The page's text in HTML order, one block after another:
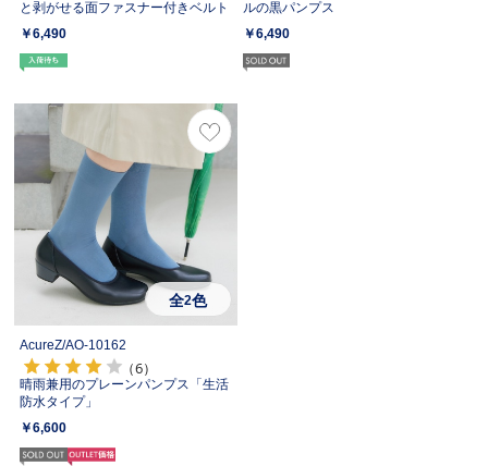
と剥がせる面ファスナー付きベルト
￥6,490
ルの黒パンプス
￥6,490
全2色
AcureZ/AO-10162
（6）
晴雨兼用のプレーンパンプス「生活
防水タイプ」
￥6,600